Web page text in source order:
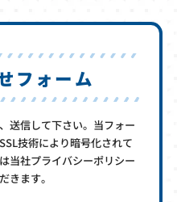
フォーム
送信して下さい。当フォー
技術により暗号化されて
当社プライバシーポリシー
きます。